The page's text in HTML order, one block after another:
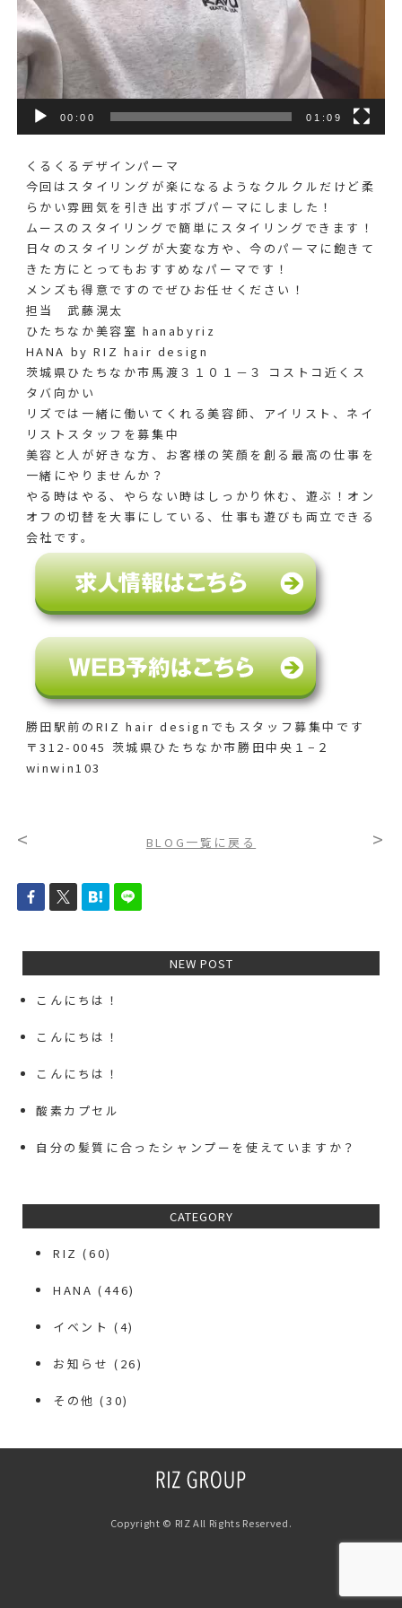
00:00 01:09
くるくるデザインパーマ
今回はスタイリングが楽になるようなクルクルだけど柔
らかい雰囲気を引き出すボブパーマにしました！
ムースのスタイリングで簡単にスタイリングできます！
日々のスタイリングが大変な方や、今のパーマに飽きて
きた方にとってもおすすめなパーマです！
メンズも得意ですのでぜひお任せください！
担当 武藤滉太⁡
ひたちなか美容室 hanabyriz
HANA by RIZ hair design
茨城県ひたちなか市馬渡３１０１－３ コストコ近くス
タバ向かい
リズでは一緒に働いてくれる美容師、アイリスト、ネイ
リストスタッフを募集中
美容と人が好きな方、お客様の笑顔を創る最高の仕事を
一緒にやりませんか？
やる時はやる、やらない時はしっかり休む、遊ぶ！オン
オフの切替を大事にしている、仕事も遊びも両立できる
会社です。
勝田駅前のRIZ hair designでも スタッフ募集中です
〒312-0045 茨城県ひたちなか市勝田中央１−２
winwin103
< BLOG一覧に戻る >
NEW POST
こんにちは！
こんにちは！
こんにちは！
酸素カプセル
自分の髪質に合ったシャンプーを使えていますか？
CATEGORY
RIZ (60)
HANA (446)
イベント (4)
お知らせ (26)
その他 (30)
Copyright © RIZ All Rights Reserved.